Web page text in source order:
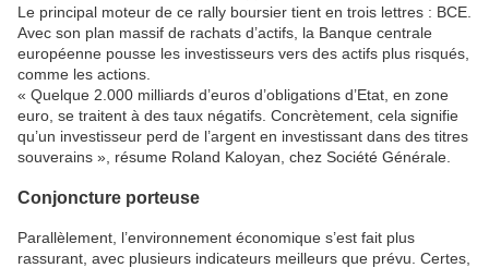
Le principal moteur de ce rally boursier tient en trois lettres : BCE.
Avec son plan massif de rachats d’actifs, la Banque centrale
européenne pousse les investisseurs vers des actifs plus risqués,
comme les actions.
« Quelque 2.000 milliards d’euros d’obligations d’Etat, en zone
euro, se traitent à des taux négatifs. Concrètement, cela signifie
qu’un investisseur perd de l’argent en investissant dans des titres
souverains », résume Roland Kaloyan, chez Société Générale.
Conjoncture porteuse
Parallèlement, l’environnement économique s’est fait plus
rassurant, avec plusieurs indicateurs meilleurs que prévu. Certes,